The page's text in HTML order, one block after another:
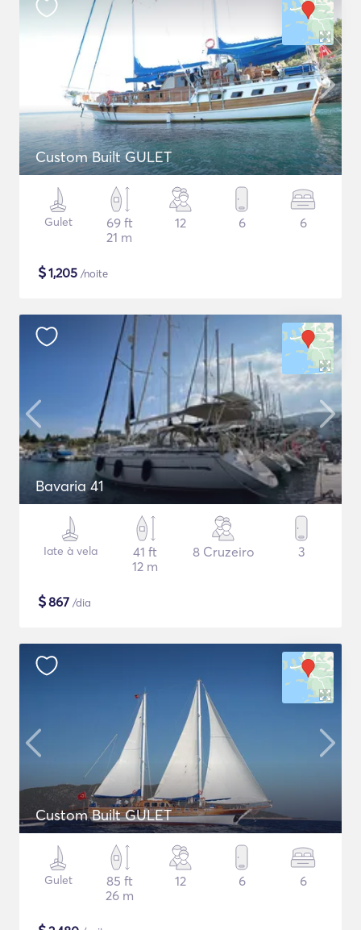
Custom Built GULET
Gulet
69 ft
21 m
12 6 6
$1,205 /noite
Bavaria 41
Iate à vela
41 ft
12 m
8 Cruzeiro 3
$867 /dia
Custom Built GULET
Gulet
85 ft
26 m
12 6 6